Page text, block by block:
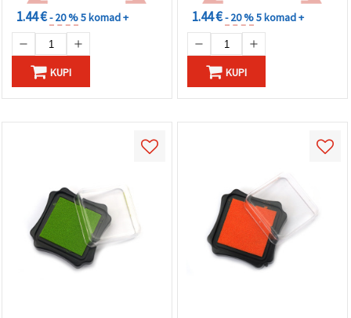
1.44 €- 20 %5 komad +
KUPI
1.44 €- 20 %5 komad +
KUPI